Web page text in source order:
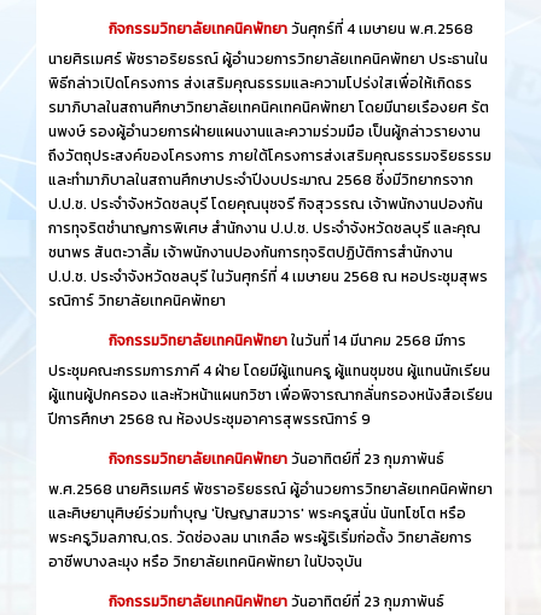
กิจกรรมวิทยาลัยเทคนิคพัทยาวันศุกร์ที่ 4 เมษายน พ.ศ.2568
นายศิรเมศร์ พัชราอริยธรณ์ ผู้อำนวยการวิทยาลัยเทคนิคพัทยา ประธานใน
พิธีกล่าวเปิดโครงการ ส่งเสริมคุณธรรมและความโปร่งใสเพื่อให้เกิดธร
รมาภิบาลในสถานศึกษาวิทยาลัยเทคนิคเทคนิคพัทยา โดยมีนายเรืองยศ รัต
นพงษ์ รองผู้อำนวยการฝ่ายแผนงานและความร่วมมือ เป็นผู้กล่าวรายงาน
ถึงวัตถุประสงค์ของโครงการ ภายใต้โครงการส่งเสริมคุณธรรมจริยธรรม
และทำมาภิบาลในสถานศึกษาประจำปีงบประมาณ 2568 ซึ่งมีวิทยากรจาก
ป.ป.ช. ประจำจังหวัดชลบุรี โดยคุณนุชจรี กิจสุวรรณ เจ้าพนักงานปองกัน
การทุจริตชำนาญการพิเศษ สำนักงาน ป.ป.ช. ประจำจังหวัดชลบุรี และคุณ
ชนาพร สันตะวาลิ้ม เจ้าพนักงานปองกันการทุจริตปฏิบัติการสำนักงาน
ป.ป.ช. ประจำจังหวัดชลบุรี ในวันศุกร์ที่ 4 เมษายน 2568 ณ หอประชุมสุพร
รณิการ์ วิทยาลัยเทคนิคพัทยา
กิจกรรมวิทยาลัยเทคนิคพัทยาในวันที่ 14 มีนาคม 2568 มีการ
ประชุมคณะกรรมการภาคี 4 ฝ่าย โดยมีผู้แทนครู ผู้แทนชุมชน ผู้แทนนักเรียน
ผู้แทนผู้ปกครอง และหัวหน้าแผนกวิชา เพื่อพิจารณากลั่นกรองหนังสือเรียน
ปีการศึกษา 2568 ณ ห้องประชุมอาคารสุพรรณิการ์ 9
กิจกรรมวิทยาลัยเทคนิคพัทยาวันอาทิตย์ที่ 23 กุมภาพันธ์
พ.ศ.2568 นายศิรเมศร์ พัชราอริยธรณ์ ผู้อำนวยการวิทยาลัยเทคนิคพัทยา
และศิษยานุศิษย์ร่วมทำบุญ 'ปัญญาสมวาร' พระครูสนั่น นันทโชโต หรือ
พระครูวิมลภาณ,ดร. วัดช่องลม นาเกลือ พระผู้ริเริ่มก่อตั้ง วิทยาลัยการ
อาชีพบางละมุง หรือ วิทยาลัยเทคนิคพัทยา ในปัจจุบัน
กิจกรรมวิทยาลัยเทคนิคพัทยาวันอาทิตย์ที่ 23 กุมภาพันธ์